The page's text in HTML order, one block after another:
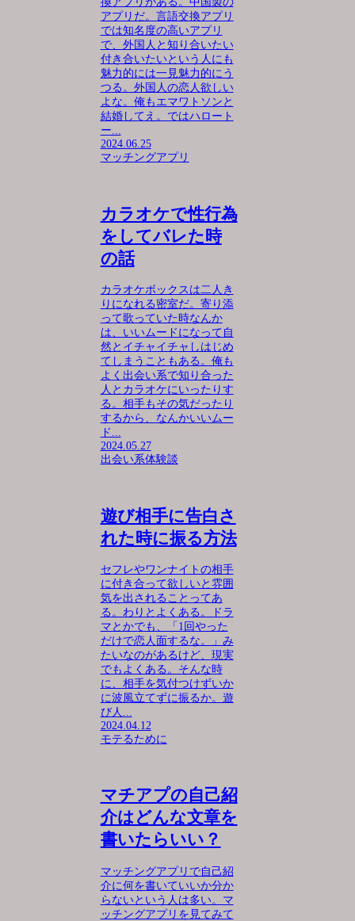
アプリだ。言語交換アプリ
では知名度の高いアプリ
で、外国人と知り合いたい
付き合いたいという人にも
魅力的には一見魅力的にう
つる。外国人の恋人欲しい
よな。俺もエマワトソンと
結婚してえ。ではハロート
ー...
2024.06.25
マッチングアプリ
カラオケで性行為
をしてバレた時
の話
カラオケボックスは二人き
りになれる密室だ。寄り添
って歌っていた時なんか
は、いいムードになって自
然とイチャイチャしはじめ
てしまうこともある。俺も
よく出会い系で知り合った
人とカラオケにいったりす
る。相手もその気だったり
するから、なんかいいムー
ド...
2024.05.27
出会い系体験談
遊び相手に告白さ
れた時に振る方法
セフレやワンナイトの相手
に付き合って欲しいと雰囲
気を出されることってあ
る。わりとよくある。ドラ
マとかでも、「1回やった
だけで恋人面するな。」み
たいなのがあるけど、現実
でもよくある。そんな時
に、相手を気付つけずいか
に波風立てずに振るか。遊
び人...
2024.04.12
モテるために
マチアプの自己紹
介はどんな文章を
書いたらいい？
マッチングアプリで自己紹
介に何を書いていいか分か
らないという人は多い。マ
ッチングアプリを見てみて